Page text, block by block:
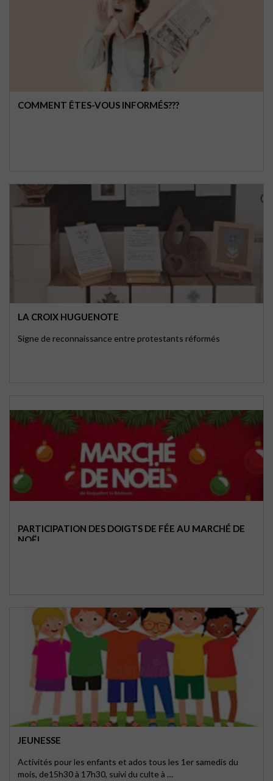
COMMENT ÊTES-VOUS INFORMÉS???
LA CROIX HUGUENOTE
Signe de reconnaissance entre protestants réformés
PARTICIPATION DES DOIGTS DE FÉE AU MARCHÉ DE
NOËL
JEUNESSE
Activités pour les enfants et ados tous les 1er samedis du
mois, de15h30 à 17h30, suivi du culte à …